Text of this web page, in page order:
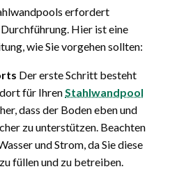
erfordert
Hier ist eine
wie Sie vorgehen sollten:
Der erste Schritt besteht
für Ihren Stahlwandpool
dass der Boden eben und
zu unterstützen. Beachten
und Strom, da Sie diese
füllen und zu betreiben.